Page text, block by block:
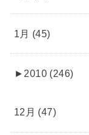
1月 (45)
► 2010 (246)
12月 (47)